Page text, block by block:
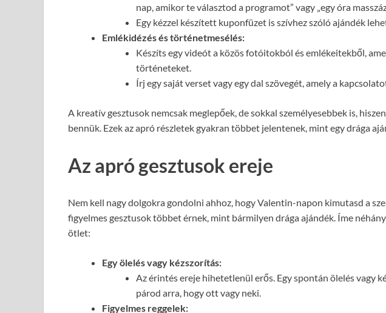
nap, amikor te választod a programot” vagy „egy óra
Egy kézzel készített kuponfüzet is szívhez szóló ajándék
Emlékidézés és történetmesélés:
Készíts egy videót a közös fotóitokból és emlékeitekből,
történeteket.
Írj egy saját verset vagy egy dal szövegét, amely a
A kreatív gesztusok nemcsak meglepőek, de sokkal személyesebbek is,
bennük. Ezek az apró részletek gyakran többet jelentenek, mint egy drága
Az apró gesztusok ereje
Nem kell nagy dolgokra gondolni ahhoz, hogy Valentin-napon kimutasd a
figyelmes gesztusok többet érnek, mint bármilyen drága ajándék. Íme
ötlet:
Egy ölelés vagy kézszorítás:
Az érintés ereje hihetetlenül erős. Egy spontán ölelés vagy
párod arra, hogy ott vagy neki.
Figyelmes reggelek: